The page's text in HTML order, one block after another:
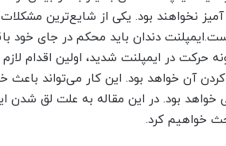
نخواهند بود. یکی از شایع‌ترین
دندان باید محکم در جای خود
حرکت در ایمپلنت شدید، اولین اقدام لازم
آن خواهد بود. این کار می‌تواند
خواهد بود. در این مقاله به علت لق شدن
خواهیم کرد.